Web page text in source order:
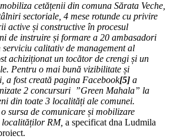
cetățenii din comuna Sărata Veche,
sectoriale, 4 mese rotunde cu privire
active și constructive în procesul
de instruire și formare a 20 ambasadori
calitativ de management al
achiziționat un tocător de crengi și un
Pentru o mai bună vizibilitate și
a fost creată pagina Facebook[5] a
2 concursuri ”Green Mahala” la
din toate 3 localități ale comunei.
sursa de comunicare și mobilizare
RM, a specificat dna Ludmila